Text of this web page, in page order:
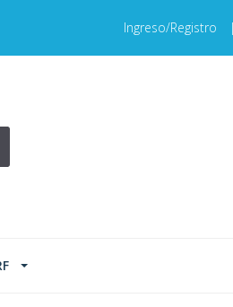
Ingreso/Registro |